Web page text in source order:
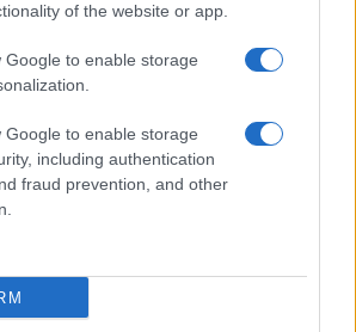
of the website or app.
Google to enable storage
Google to enable storage
including authentication
fraud prevention, and other
τη Λένα Σαμαρά: Συγκίνηση στο
Πλαίσιο για τον Τουρισμό: Σαφείς
και προστασία των
στην Εισαγγελία με αλεξίσφαιρο